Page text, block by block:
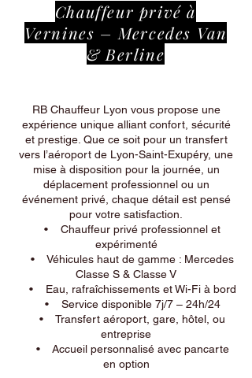
Chauffeur privé à
Vernines – Mercedes Van
& Berline
RB Chauffeur Lyon vous propose une
expérience unique alliant confort, sécurité
et prestige. Que ce soit pour un transfert
vers l’aéroport de Lyon-Saint-Exupéry, une
mise à disposition pour la journée, un
déplacement professionnel ou un
événement privé, chaque détail est pensé
pour votre satisfaction.
• Chauffeur privé professionnel et
expérimenté
• Véhicules haut de gamme : Mercedes
Classe S & Classe V
• Eau, rafraîchissements et Wi-Fi à bord
• Service disponible 7j/7 – 24h/24
• Transfert aéroport, gare, hôtel, ou
entreprise
• Accueil personnalisé avec pancarte
en option